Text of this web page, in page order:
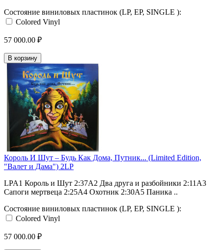
Состояние виниловых пластинок (LP, EP, SINGLE ):
Colored Vinyl
57 000.00 ₽
В корзину
Король И Шут ‎– Будь Как Дома, Путник... (Limited Edition,
"Валет и Дама") 2LP
LPA1 Король и Шут 2:37A2 Два друга и разбойники 2:11A3
Сапоги мертвеца 2:25A4 Охотник 2:30A5 Паника ..
Состояние виниловых пластинок (LP, EP, SINGLE ):
Colored Vinyl
57 000.00 ₽